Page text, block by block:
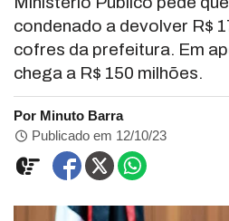
condenado a devolver R$
cofres da prefeitura. Em
chega a R$ 150 milhões.
Por Minuto Barra
Publicado em 12/10/23